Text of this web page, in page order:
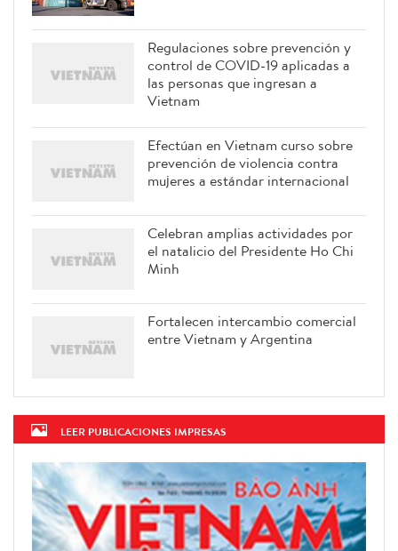
Regulaciones sobre prevención y
control de COVID-19 aplicadas a
las personas que ingresan a
Vietnam
Efectúan en Vietnam curso sobre
prevención de violencia contra
mujeres a estándar internacional
Celebran amplias actividades por
el natalicio del Presidente Ho Chi
Minh
Fortalecen intercambio comercial
entre Vietnam y Argentina
LEER PUBLICACIONES IMPRESAS